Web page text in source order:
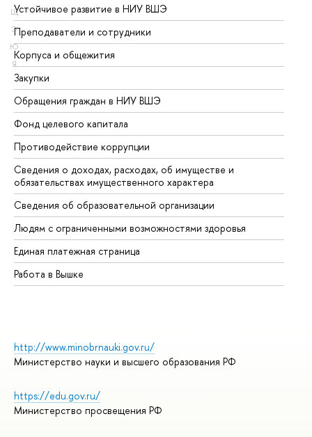
Щ
Э
Ю
Я
Устойчивое развитие в НИУ ВШЭ
Преподаватели и сотрудники
Корпуса и общежития
Закупки
Обращения граждан в НИУ ВШЭ
Фонд целевого капитала
Противодействие коррупции
Сведения о доходах, расходах, об имуществе и
обязательствах имущественного характера
Сведения об образовательной организации
Людям с ограниченными возможностями здоровья
Единая платежная страница
Работа в Вышке
http://www.minobrnauki.gov.ru/
Министерство науки и высшего образования РФ
https://edu.gov.ru/
Министерство просвещения РФ